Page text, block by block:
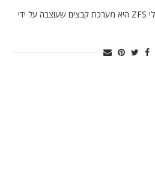
הסבר על RaidZ ועל Raid בכללי ZFS היא מערכת קבצים שעוצבה על ידי